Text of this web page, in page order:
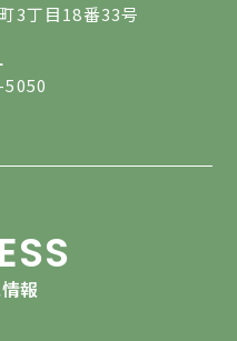
3丁目18番33号
報